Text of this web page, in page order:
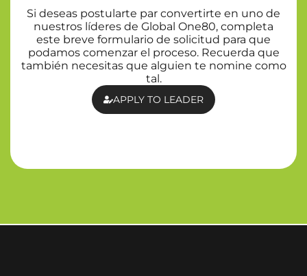
Si deseas postularte par convertirte en uno de
nuestros líderes de Global One80, completa
este breve formulario de solicitud para que
podamos comenzar el proceso. Recuerda que
también necesitas que alguien te nomine como
tal.
APPLY TO LEADER